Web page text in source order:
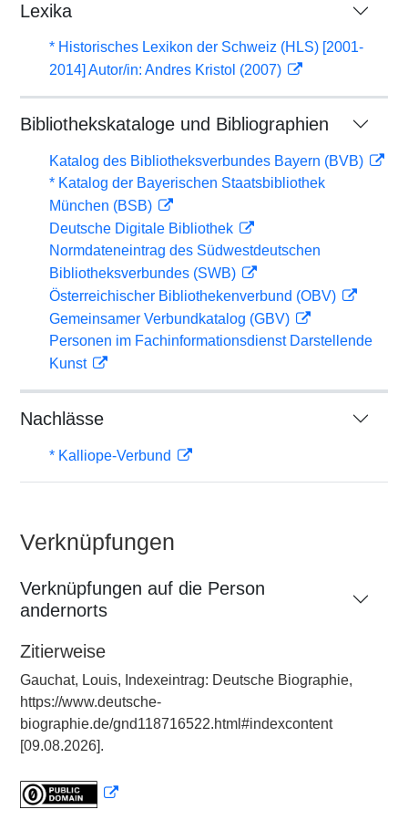
Lexika
* Historisches Lexikon der Schweiz (HLS) [2001-
2014] Autor/in: Andres Kristol (2007)
Bibliothekskataloge und Bibliographien
Katalog des Bibliotheksverbundes Bayern (BVB)
* Katalog der Bayerischen Staatsbibliothek
München (BSB)
Deutsche Digitale Bibliothek
Normdateneintrag des Südwestdeutschen
Bibliotheksverbundes (SWB)
Österreichischer Bibliothekenverbund (OBV)
Gemeinsamer Verbundkatalog (GBV)
Personen im Fachinformationsdienst Darstellende
Kunst
Nachlässe
* Kalliope-Verbund
Verknüpfungen
Verknüpfungen auf die Person
andernorts
Zitierweise
Gauchat, Louis, Indexeintrag: Deutsche Biographie,
https://www.deutsche-
biographie.de/gnd118716522.html#indexcontent
[09.08.2026].